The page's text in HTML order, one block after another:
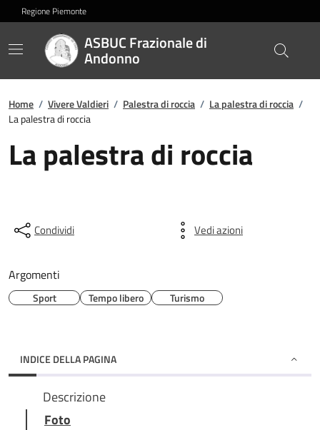
Regione Piemonte
ASBUC Frazionale di
Andonno
Home / Vivere Valdieri / Palestra di roccia / La palestra di roccia /
La palestra di roccia
La palestra di roccia
Condividi Vedi azioni
Argomenti
Sport Tempo libero Turismo
INDICE DELLA PAGINA
Descrizione
Foto